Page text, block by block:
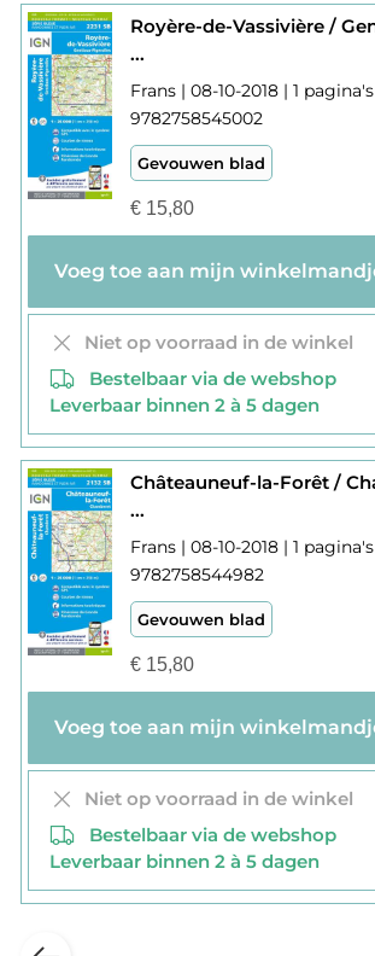
...
Frans | 08-10-2018 | 1 pagina's
9782758545002
Gevouwen blad
€15,80
Niet op voorraad in de winkel
Bestelbaar via de webshop
Leverbaar binnen 2 à 5 dagen
...
Frans | 08-10-2018 | 1 pagina's
9782758544982
Gevouwen blad
€15,80
Niet op voorraad in de winkel
Bestelbaar via de webshop
Leverbaar binnen 2 à 5 dagen